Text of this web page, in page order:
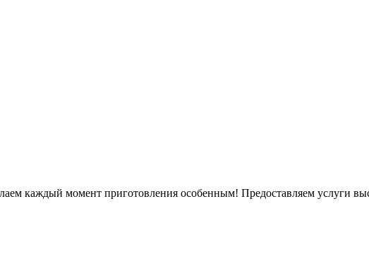
каждый момент приготовления особенным! Предоставляем услуги